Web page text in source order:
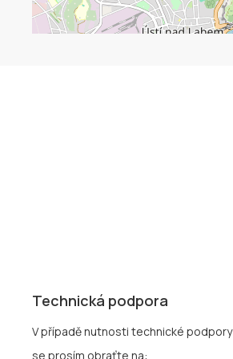
Technická podpora
V případě nutnosti technické podpory
se prosím obraťte na: